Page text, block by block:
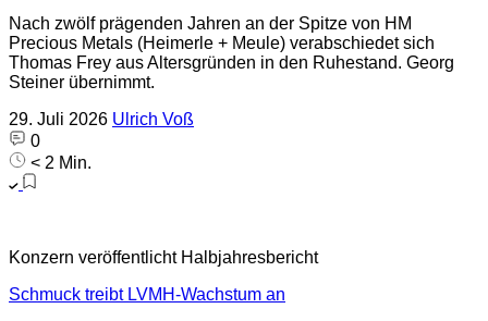
Nach zwölf prägenden Jahren an der Spitze von HM
Precious Metals (Heimerle + Meule) verabschiedet sich
Thomas Frey aus Altersgründen in den Ruhestand. Georg
Steiner übernimmt.
29. Juli 2026 Ulrich Voß
0
< 2 Min.
Konzern veröffentlicht Halbjahresbericht
Schmuck treibt LVMH-Wachstum an